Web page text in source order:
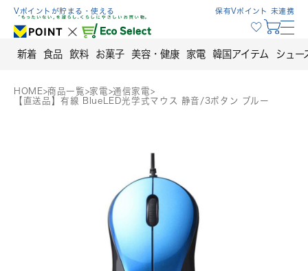
Skip
content
Vポイントが貯まる・使える 保有Vポイント 未連携
新着 食品 飲料 お菓子 美容・健康 家電 韓国アイテム シュー
HOME>商品一覧>家電>通信家電>
【直送品】有線 BlueLED光学式マウス 静音/3ボタン ブルー